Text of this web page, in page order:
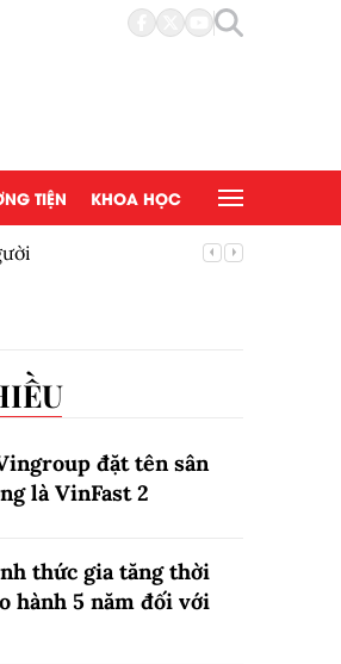
TIỆN KHOA HỌC
đặt tên sân
là VinFast2
thức gia tăng thời
hành 5 năm đối với